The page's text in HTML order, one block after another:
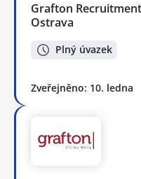
Grafton
Ostrava
Plný úvazek
Zveřejněno: 10. ledna